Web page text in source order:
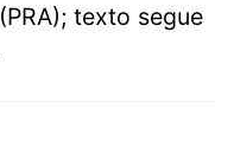
texto segue